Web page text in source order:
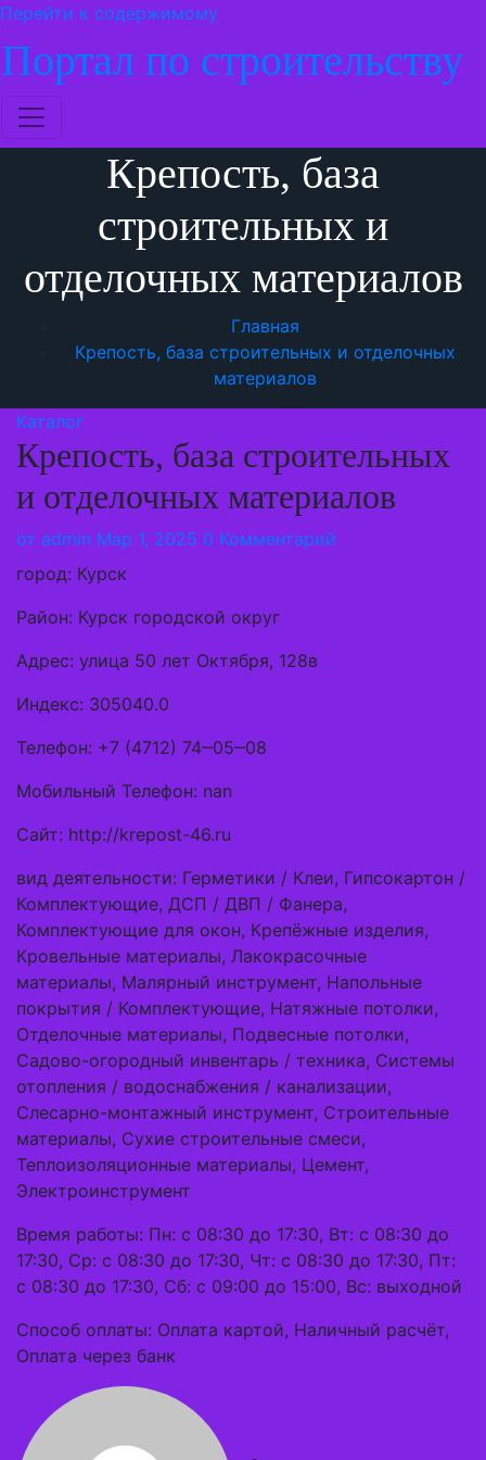
Перейти к содержимому
Портал по строительству
Крепость, база
строительных и
отделочных материалов
Главная
Крепость, база строительных и отделочных
материалов
Каталог
Крепость, база строительных
и отделочных материалов
от admin Мар 1, 2025 0 Комментарий
город: Курск
Район: Курск городской округ
Адрес: улица 50 лет Октября, 128в
Индекс: 305040.0
Телефон: +7 (4712) 74‒05‒08
Мобильный Телефон: nan
Сайт: http://krepost-46.ru
вид деятельности: Герметики / Клеи, Гипсокартон /
Комплектующие, ДСП / ДВП / Фанера,
Комплектующие для окон, Крепёжные изделия,
Кровельные материалы, Лакокрасочные
материалы, Малярный инструмент, Напольные
покрытия / Комплектующие, Натяжные потолки,
Отделочные материалы, Подвесные потолки,
Садово-огородный инвентарь / техника, Системы
отопления / водоснабжения / канализации,
Слесарно-монтажный инструмент, Строительные
материалы, Сухие строительные смеси,
Теплоизоляционные материалы, Цемент,
Электроинструмент
Время работы: Пн: с 08:30 до 17:30, Вт: с 08:30 до
17:30, Ср: с 08:30 до 17:30, Чт: с 08:30 до 17:30, Пт:
с 08:30 до 17:30, Сб: с 09:00 до 15:00, Вс: выходной
Способ оплаты: Оплата картой, Наличный расчёт,
Оплата через банк